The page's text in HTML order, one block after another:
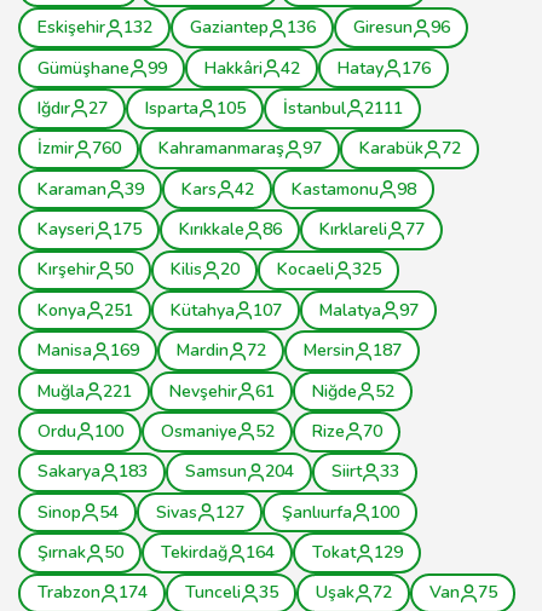
Eskişehir 132 Gaziantep 136 Giresun
96
Gümüşhane
99 Hakkâri 42 Hatay
176
Iğdır
27 Isparta 105 İstanbul
2111
İzmir
760 Kahramanmaraş 97 Karabük
72
Karaman
39 Kars 42 Kastamonu
98
Kayseri
175 Kırıkkale 86 Kırklareli
77
Kırşehir
50 Kilis 20 Kocaeli
325
Konya
251 Kütahya 107 Malatya
97
Manisa
169 Mardin 72 Mersin
187
Muğla
221 Nevşehir 61 Niğde
52
Ordu
100 Osmaniye 52 Rize
70
Sakarya
183 Samsun 204 Siirt
33
Sinop
54 Sivas 127 Şanlıurfa
100
Şırnak
50 Tekirdağ 164 Tokat
129
Trabzon
174 Tunceli 35 Uşak 72 Van
75